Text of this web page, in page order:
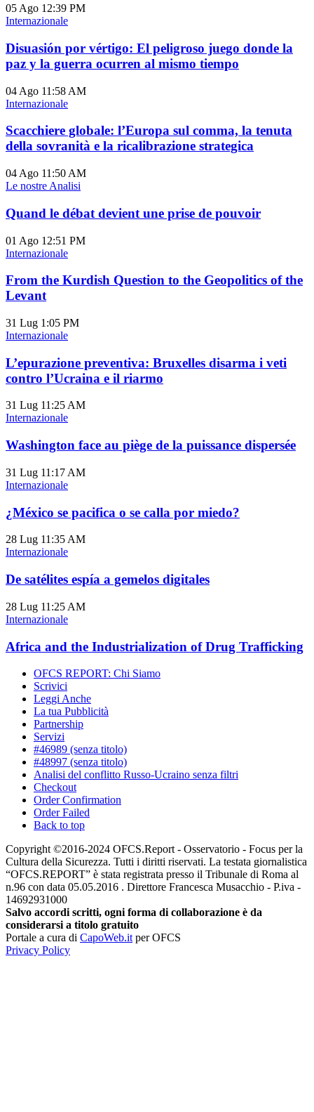
05 Ago 12:39 PM
Internazionale
Disuasión por vértigo: El peligroso juego donde la
paz y la guerra ocurren al mismo tiempo
04 Ago 11:58 AM
Internazionale
Scacchiere globale: l’Europa sul comma, la tenuta
della sovranità e la ricalibrazione strategica
04 Ago 11:50 AM
Le nostre Analisi
Quand le débat devient une prise de pouvoir
01 Ago 12:51 PM
Internazionale
From the Kurdish Question to the Geopolitics of the
Levant
31 Lug 1:05 PM
Internazionale
L’epurazione preventiva: Bruxelles disarma i veti
contro l’Ucraina e il riarmo
31 Lug 11:25 AM
Internazionale
Washington face au piège de la puissance dispersée
31 Lug 11:17 AM
Internazionale
¿México se pacifica o se calla por miedo?
28 Lug 11:35 AM
Internazionale
De satélites espía a gemelos digitales
28 Lug 11:25 AM
Internazionale
Africa and the Industrialization of Drug Trafficking
OFCS REPORT: Chi Siamo
Scrivici
Leggi Anche
La tua Pubblicità
Partnership
Servizi
#46989 (senza titolo)
#48997 (senza titolo)
Analisi del conflitto Russo-Ucraino senza filtri
Checkout
Order Confirmation
Order Failed
Back to top
Copyright ©2016-2024 OFCS.Report - Osservatorio - Focus per la
Cultura della Sicurezza. Tutti i diritti riservati. La testata giornalistica
“OFCS.REPORT” è stata registrata presso il Tribunale di Roma al
n.96 con data 05.05.2016 . Direttore Francesca Musacchio - P.iva -
14692931000
Salvo accordi scritti, ogni forma di collaborazione è da
considerarsi a titolo gratuito
Portale a cura di CapoWeb.it per OFCS
Privacy Policy